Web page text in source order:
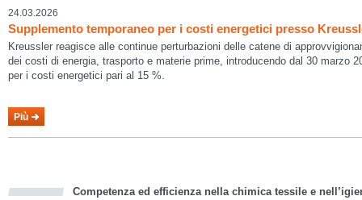
24.03.2026
Supplemento temporaneo per i costi energetici presso
Kreussler reagisce alle continue perturbazioni delle catene di
dei costi di energia, trasporto e materie prime, introducendo dal 30 marzo
per i costi energetici pari al 15 %.
Più
Competenza ed efficienza nella chimica tessile e